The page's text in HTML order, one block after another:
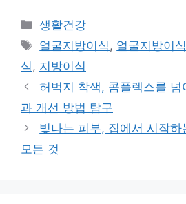
Categories
생활건강
Tags
얼굴지방이식, 얼굴지방이
식, 지방이식
허벅지 착색, 콤플렉스를 넘
과 개선 방법 탐구
빛나는 피부, 집에서 시작하
모든 것